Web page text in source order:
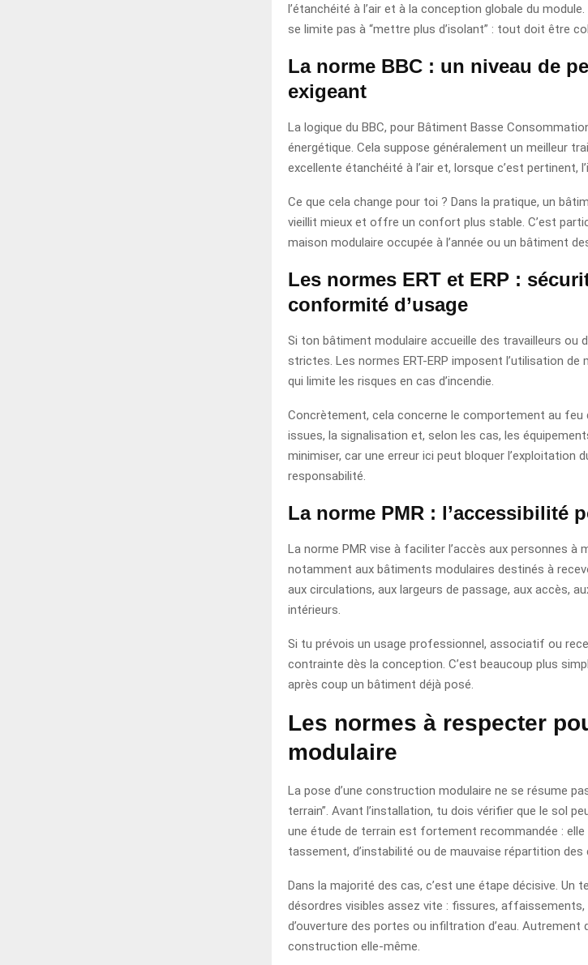
l’étanchéité à l’air et à la conception globale du
se limite pas à “mettre plus d’isolant” : tout doit être
La norme BBC : un niveau de
exigeant
La logique du BBC, pour Bâtiment Basse
énergétique. Cela suppose généralement un meilleur
excellente étanchéité à l’air et, lorsque c’est pertinent,
Ce que cela change pour toi ? Dans la pratique, un
vieillit mieux et offre un confort plus stable. C’est
maison modulaire occupée à l’année ou un bâtiment
Les normes ERT et ERP :
conformité d’usage
Si ton bâtiment modulaire accueille des travailleurs ou
strictes. Les normes ERT-ERP imposent l’utilisation
qui limite les risques en cas d’incendie.
Concrètement, cela concerne le comportement au feu
issues, la signalisation et, selon les cas, les
minimiser, car une erreur ici peut bloquer l’exploitation
responsabilité.
La norme PMR : l’accessibilité
La norme PMR vise à faciliter l’accès aux personnes à
notamment aux bâtiments modulaires destinés à
aux circulations, aux largeurs de passage, aux accès,
intérieurs.
Si tu prévois un usage professionnel, associatif ou
contrainte dès la conception. C’est beaucoup plus
après coup un bâtiment déjà posé.
Les normes à respecter
modulaire
La pose d’une construction modulaire ne se résume
terrain”. Avant l’installation, tu dois vérifier que le sol
une étude de terrain est fortement recommandée : elle
tassement, d’instabilité ou de mauvaise répartition des
Dans la majorité des cas, c’est une étape décisive. Un
désordres visibles assez vite : fissures, affaissements,
d’ouverture des portes ou infiltration d’eau.
construction elle-même.